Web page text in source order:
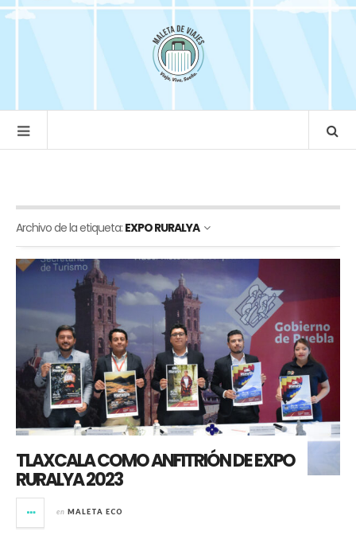
Archivo de la etiqueta: EXPO RURALYA
TLAXCALA COMO ANFITRIÓN DE EXPO
RURALYA 2023
en MALETA ECO